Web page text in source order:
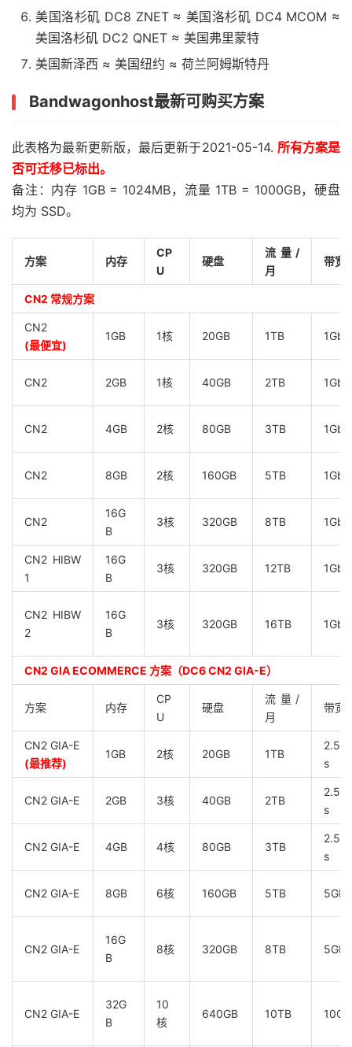
美国洛杉矶 DC8 ZNET ≈ 美国洛杉矶 DC4 MCOM ≈
美国洛杉矶 DC2 QNET ≈ 美国弗里蒙特
美国新泽西 ≈ 美国纽约 ≈ 荷兰阿姆斯特丹
Bandwagonhost最新可购买方案
此表格为最新更新版，最后更新于2021-05-14. 所有方案是
否可迁移已标出。
备注：内存 1GB = 1024MB，流量 1TB = 1000GB，硬盘
均为 SSD。
方案 内存
CP
U
硬盘
流量/
月
带宽
CN2 常规方案
CN2
(最便宜)
1GB 1核 20GB 1TB
CN2 2GB 1核 40GB 2TB
CN2 4GB 2核 80GB 3TB
CN2 8GB 2核 160GB 5TB
CN2
16G
B
3核 320GB 8TB
CN2 HIBW
1
16G
B
3核 320GB 12TB
CN2 HIBW
2
16G
B
3核 320GB 16TB
CN2 GIA ECOMMERCE 方案（DC6 CN2 GIA-E）
方案 内存
CP
U
硬盘
流量/
月
带宽
CN2 GIA-E
(最推荐)
1GB 2核 20GB 1TB
s
CN2 GIA-E 2GB 3核 40GB 2TB
s
CN2 GIA-E 4GB 4核 80GB 3TB
s
CN2 GIA-E 8GB 6核 160GB 5TB
CN2 GIA-E
16G
B
8核 320GB 8TB
CN2 GIA-E
32G
B
10
核
640GB 10TB